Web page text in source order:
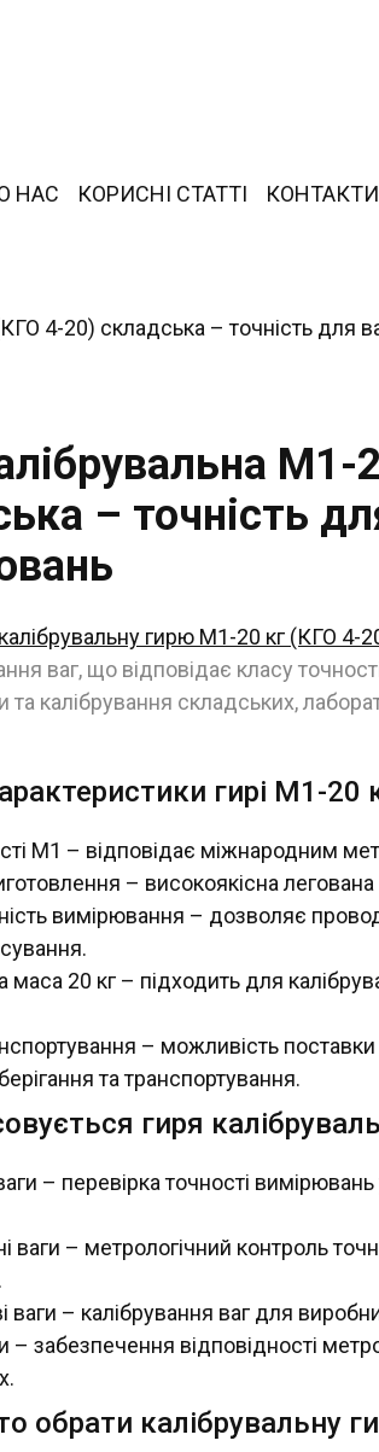
НАС КОРИСНІ СТАТТІ КОНТАКТИ
– точність
калібрувальну гирю М1-20 кг (КГО 4-
ваг, що відповідає класу
та калібрування складських,
гирі М1-20
M1 – відповідає міжнародним
– високоякісна легована
вимірювання – дозволяє
маса 20 кг – підходить для
– можливість
та транспортування.
гиря
– перевірка точності вимірювань
ваги – метрологічний контроль
ваги – калібрування ваг для
– забезпечення відповідності
обрати калібрувальну